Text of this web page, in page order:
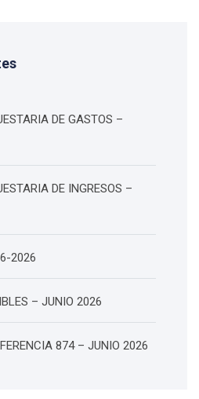
DE GASTOS –
DE INGRESOS –
2026
– JUNIO 2026
874 – JUNIO 2026